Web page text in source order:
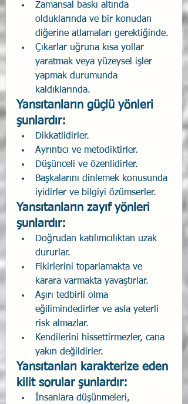
Zamansal baskı altında
olduklarında ve bir konudan
diğerine atlamaları gerektiğinde.
Çıkarlar uğruna kısa yollar
yaratmak veya yüzeysel işler
yapmak durumunda
kaldıklarında.
Yansıtanların güçlü yönleri
şunlardır:
Dikkatlidirler.
Ayrıntıcı ve metodiktirler.
Düşünceli ve özenlidirler.
Başkalarını dinlemek konusunda
iyidirler ve bilgiyi özümserler.
Yansıtanların zayıf yönleri
şunlardır:
Doğrudan katılımcılıktan uzak
dururlar.
Fikirlerini toparlamakta ve
karara varmakta yavaştırlar.
Aşırı tedbirli olma
eğilimindedirler ve asla yeterli
risk almazlar.
Kendilerini hissettirmezler, cana
yakın değildirler.
Yansıtanları karakterize eden
kilit sorular şunlardır:
İnsanlara düşünmeleri,